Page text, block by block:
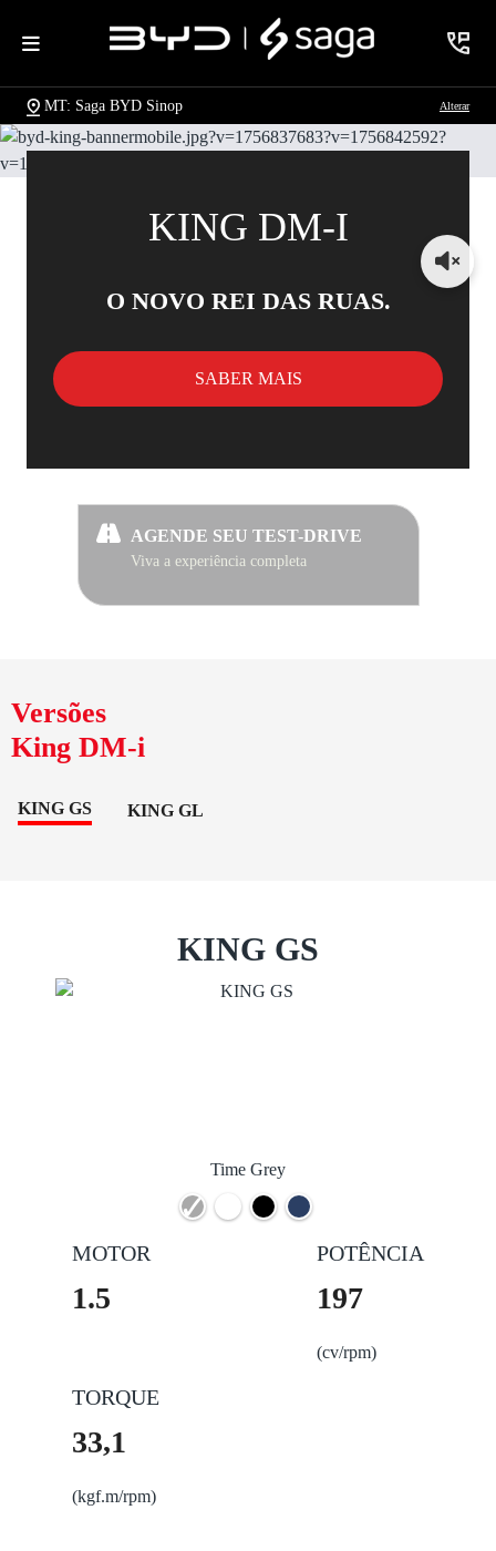
MT: Saga BYD Sinop Alterar
KING DM-I
O NOVO REI DAS RUAS.
SABER MAIS
AGENDE SEU TEST-DRIVE
Viva a experiência completa
Versões
King DM-i
KING GS KING GL
KING GS
Time Grey
MOTOR
1.5
POTÊNCIA
197
(cv/rpm)
TORQUE
33,1
(kgf.m/rpm)